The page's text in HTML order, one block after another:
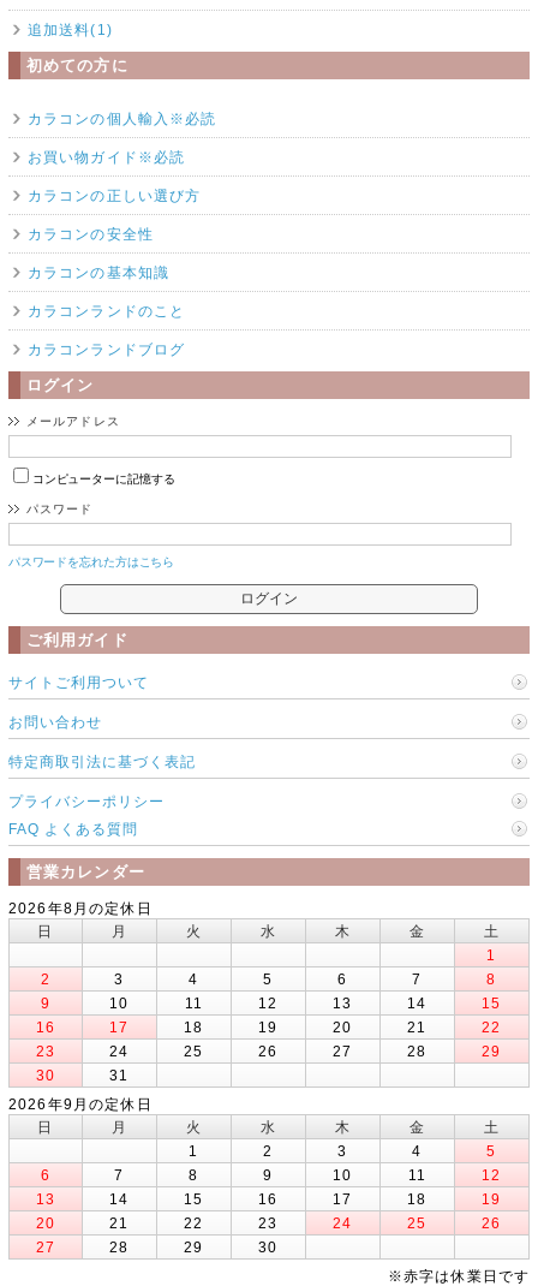
追加送料(1)
初めての方に
カラコンの個人輸入※必読
お買い物ガイド※必読
カラコンの正しい選び方
カラコンの安全性
カラコンの基本知識
カラコンランドのこと
カラコンランドブログ
ログイン
メールアドレス
コンピューターに記憶する
パスワード
パスワードを忘れた方はこちら
ご利用ガイド
サイトご利用ついて
お問い合わせ
特定商取引法に基づく表記
プライバシーポリシー
FAQ よくある質問
営業カレンダー
2026年8月の定休日
日
月 火 水 木 金
土
1
2
3 4 5 6 7
8
9
10 11 12 13 14
15
16
17 18 19 20 21
22
23
24 25 26 27 28
29
30
31
2026年9月の定休日
日
月 火 水 木 金
土
1
2 3 4
5
6
7 8 9 10 11
12
13
14 15 16 17 18
19
20
21 22 23 24 25
26
27
28 29
30
※赤字は休業日です